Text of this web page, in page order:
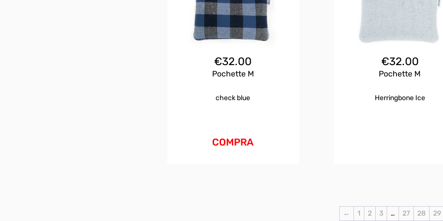
€32.00
Pochette M
check blue
COMPRA
€32.00
Pochette M
Herringbone Ice
← 1 2 3 … 27 28 29